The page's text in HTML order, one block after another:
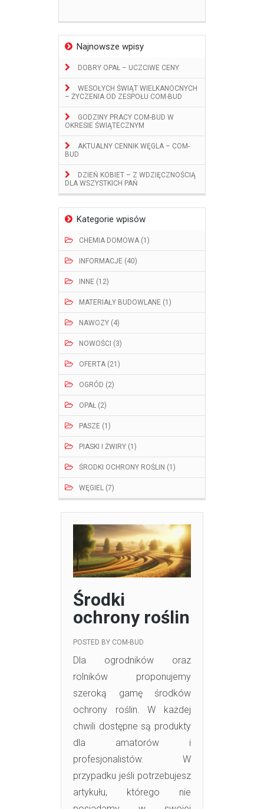
Najnowsze wpisy
DOBRY OPAŁ – UCZCIWE CENY
WESOŁYCH ŚWIĄT WIELKANOCNYCH
– ŻYCZENIA OD ZESPOŁU COM-BUD
GODZINY PRACY COM-BUD W
OKRESIE ŚWIĄTECZNYM
AKTUALNY CENNIK WĘGLA – COM-
BUD
DZIEŃ KOBIET – Z WDZIĘCZNOŚCIĄ
DLA WSZYSTKICH PAŃ
Kategorie wpisów
CHEMIA DOMOWA (1)
INFORMACJE (40)
INNE (12)
MATERIAŁY BUDOWLANE (1)
NAWOZY (4)
NOWOŚCI (3)
OFERTA (21)
OGRÓD (2)
OPAŁ (2)
PASZE (1)
PIASKI I ŻWIRY (1)
ŚRODKI OCHRONY ROŚLIN (1)
WĘGIEL (7)
Środki
ochrony roślin
POSTED BY COM-BUD
Dla ogrodników oraz
rolników proponujemy
szeroką gamę środków
ochrony roślin. W każdej
chwili dostępne są produkty
dla amatorów i
profesjonalistów. W
przypadku jeśli potrzebujesz
artykułu, którego nie